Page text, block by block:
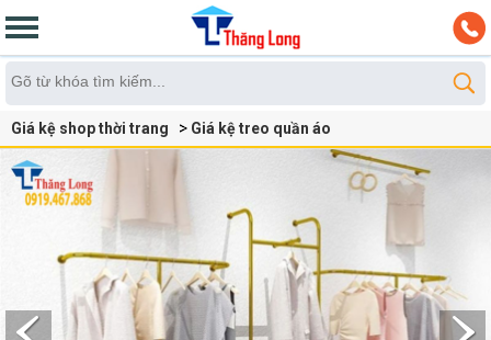
Giá kệ shop thời trang Giá kệ treo quần áo